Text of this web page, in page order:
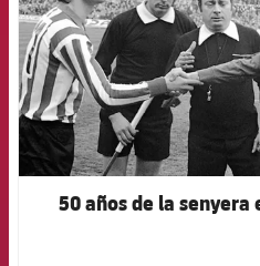
50 años de la senyera